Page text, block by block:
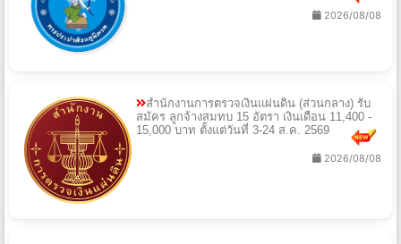
2026/08/08
สำนักงานการตรวจเงินแผ่นดิน (ส่วนกลาง) รับ
สมัคร ลูกจ้างสมทบ 15 อัตรา เงินเดือน 11,400 -
15,000 บาท ตั้งแต่วันที่ 3-24 ส.ค. 2569
2026/08/08